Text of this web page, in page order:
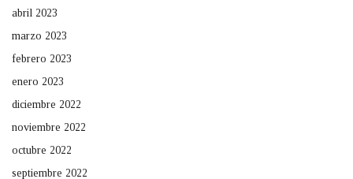
abril 2023
marzo 2023
febrero 2023
enero 2023
diciembre 2022
noviembre 2022
octubre 2022
septiembre 2022